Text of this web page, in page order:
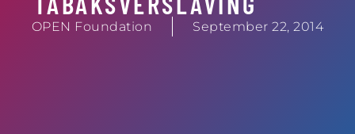
OPEN Foundation September 22, 2014